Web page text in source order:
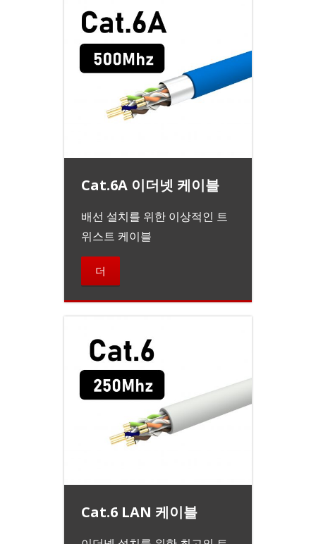
Cat.6A 이더넷 케이블
배선 설치를 위한 이상적인 트
위스트 케이블
더
Cat.6 LAN 케이블